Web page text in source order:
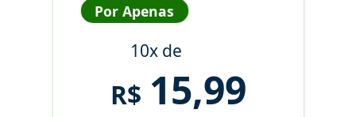
Por Apenas
10x de
R$ 15,99